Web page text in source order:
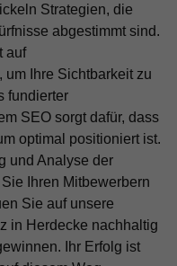
Strategien, die
abgestimmt sind.
auf
Ihre Sichtbarkeit zu
fundierter
SEO sorgt dafür, dass
optimal positioniert ist.
und Analyse der
Ihren Mitbewerbern
Sie auf unsere
in Herdecke nachhaltig
Ihr Erfolg ist